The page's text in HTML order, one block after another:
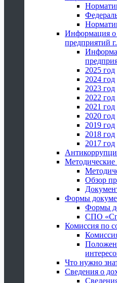
Информация о
предприятий
2025 год
2024 год
2023 год
2022 год
2021 год
2020 год
2019 год
2018 год
2017 год
Обзор
Формы
Формы
СПО
Комиссия по
Что нужно
Сведения о